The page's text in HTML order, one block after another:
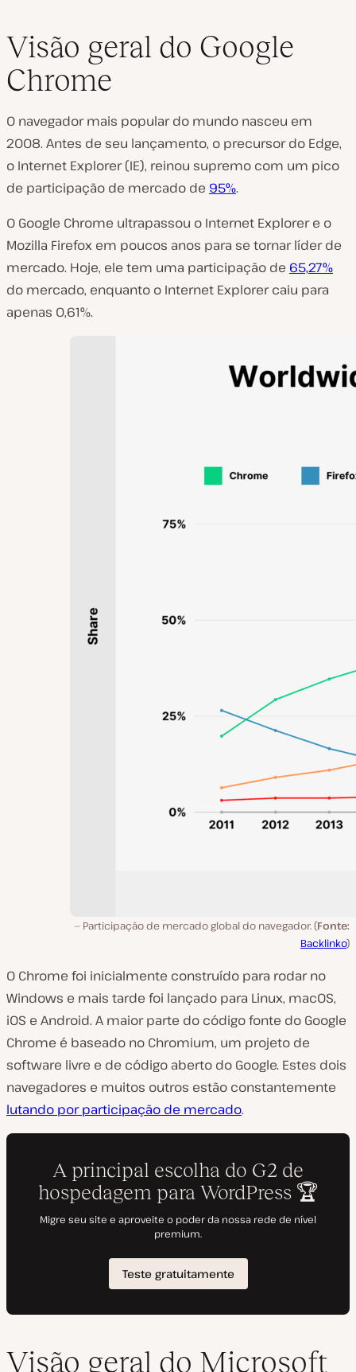
Visão geral do Google
Chrome
O navegador mais popular do mundo nasceu em
2008. Antes de seu lançamento, o precursor do Edge,
o Internet Explorer (IE), reinou supremo com um pico
de participação de mercado de 95%.
O Google Chrome ultrapassou o Internet Explorer e o
Mozilla Firefox em poucos anos para se tornar líder de
mercado. Hoje, ele tem uma participação de 65,27%
do mercado, enquanto o Internet Explorer caiu para
apenas 0,61%.
Participação de mercado global do navegador. (Fonte:
Backlinko)
O Chrome foi inicialmente construído para rodar no
Windows e mais tarde foi lançado para Linux, macOS,
iOS e Android. A maior parte do código fonte do Google
Chrome é baseado no Chromium, um projeto de
software livre e de código aberto do Google. Estes dois
navegadores e muitos outros estão constantemente
lutando por participação de mercado.
Visão geral do Microsoft